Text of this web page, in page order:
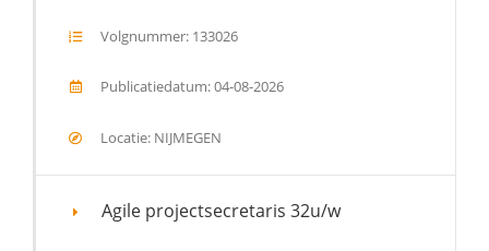
Volgnummer: 133026
Publicatiedatum: 04-08-2026
Locatie: NIJMEGEN
Agile projectsecretaris 32u/w